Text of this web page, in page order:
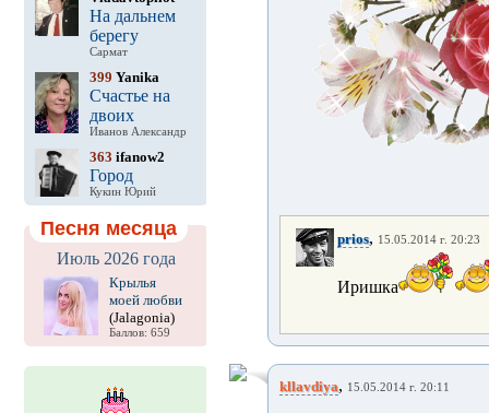
На дальнем
берегу
Сармат
399 Yanika
Счастье на
двоих
Иванов Александр
363 ifanow2
Город
Кукин Юрий
Песня месяца
Июль 2026 года
Крылья
моей любви
(Jalagonia)
Баллов: 659
prios, 15.05.2014 г. 20:23
Иришка
kllavdiya, 15.05.2014 г. 20:11